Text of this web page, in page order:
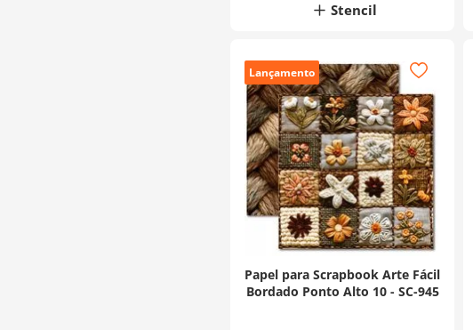
Stencil
Lançamento
Papel para Scrapbook Arte Fácil
Bordado Ponto Alto 10 - SC-945